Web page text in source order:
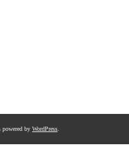
powered by WordPress